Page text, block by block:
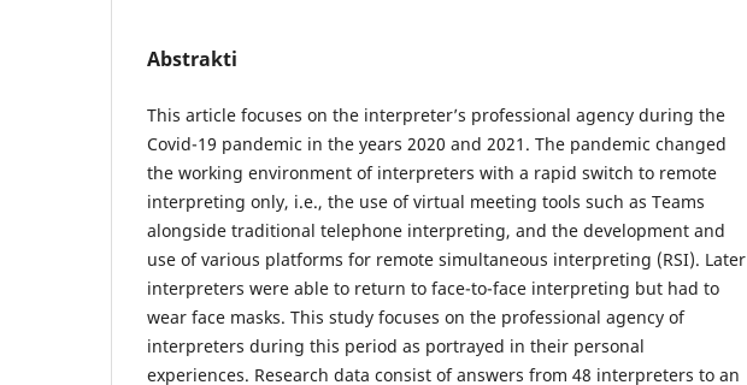
Abstrakti
This article focuses on the interpreter’s professional agency during the
Covid-19 pandemic in the years 2020 and 2021. The pandemic changed
the working environment of interpreters with a rapid switch to remote
interpreting only, i.e., the use of virtual meeting tools such as Teams
alongside traditional telephone interpreting, and the development and
use of various platforms for remote simultaneous interpreting (RSI). Later
interpreters were able to return to face-to-face interpreting but had to
wear face masks. This study focuses on the professional agency of
interpreters during this period as portrayed in their personal
experiences. Research data consist of answers from 48 interpreters to an